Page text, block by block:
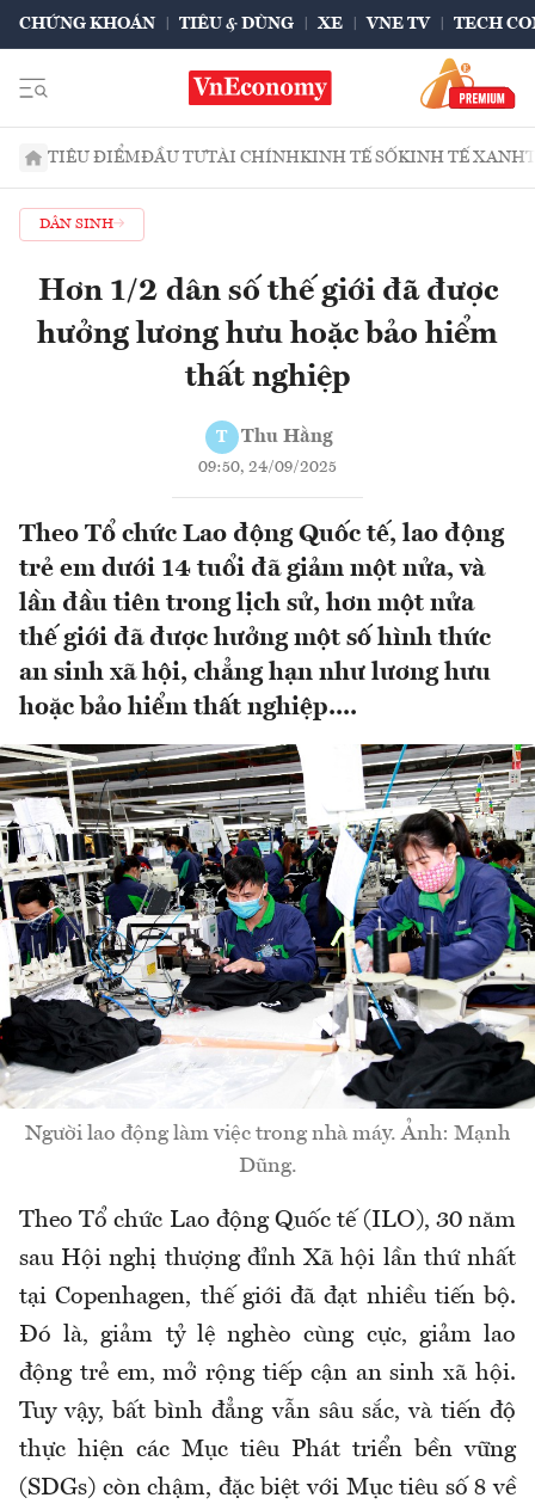
CHỨNG KHOÁN TIÊU & DÙNG XE VNE TV TECH
TIÊU ĐIỂMĐẦU TƯTÀI CHÍNHKINH TẾ SỐKINH TẾ XANH
DÂN SINH
Hơn 1/2 dân số thế giới đã được
hưởng lương hưu hoặc bảo hiểm
thất nghiệp
T Thu Hằng
09:50, 24/09/2025
Theo Tổ chức Lao động Quốc tế, lao động
trẻ em dưới 14 tuổi đã giảm một nửa, và
lần đầu tiên trong lịch sử, hơn một nửa
thế giới đã được hưởng một số hình thức
an sinh xã hội, chẳng hạn như lương hưu
hoặc bảo hiểm thất nghiệp....
Người lao động làm việc trong nhà máy. Ảnh: Mạnh
Dũng.
Theo Tổ chức Lao động Quốc tế (ILO), 30 năm
sau Hội nghị thượng đỉnh Xã hội lần thứ nhất
tại Copenhagen, thế giới đã đạt nhiều tiến bộ.
Đó là, giảm tỷ lệ nghèo cùng cực, giảm lao
động trẻ em, mở rộng tiếp cận an sinh xã hội.
Tuy vậy, bất bình đẳng vẫn sâu sắc, và tiến độ
thực hiện các Mục tiêu Phát triển bền vững
(SDGs) còn chậm, đặc biệt với Mục tiêu số 8 về